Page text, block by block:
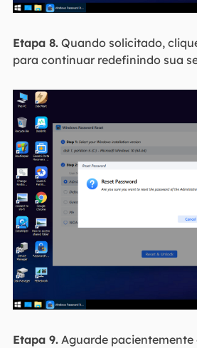
Etapa 8.Quando solicitado,
para continuar redefinindo sua
Etapa 9.Aguarde pacientemente